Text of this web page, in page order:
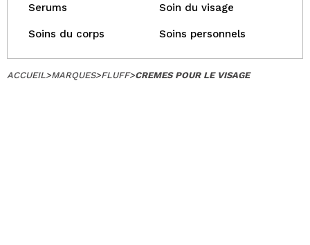
Serums Soin du visage
Soins du corps Soins personnels
ACCUEIL>MARQUES>FLUFF>CREMES POUR LE VISAGE